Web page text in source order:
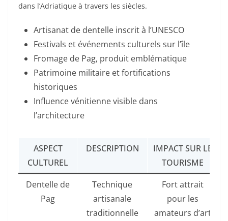
dans l’Adriatique à travers les siècles.
Artisanat de dentelle inscrit à l’UNESCO
Festivals et événements culturels sur l’île
Fromage de Pag, produit emblématique
Patrimoine militaire et fortifications
historiques
Influence vénitienne visible dans
l’architecture
ASPECT
CULTUREL
DESCRIPTION
IMPACT SUR LE
TOURISME
Dentelle de
Pag
Technique
artisanale
traditionnelle
Fort attrait
pour les
amateurs d’art